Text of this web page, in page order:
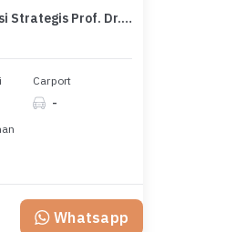
Ruko Kantor 3,5 Lantai Lokasi Strategis Prof. Dr. Satrio Kuningan
Carport
-
Whatsapp